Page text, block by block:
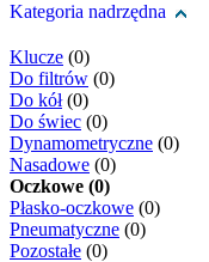
Kategoria nadrzędna
Klucze (0)
Do filtrów (0)
Do kół(0)
Do świec (0)
Dynamometryczne (0)
Nasadowe (0)
Oczkowe (0)
Płasko-oczkowe (0)
Pneumatyczne (0)
Pozostałe (0)